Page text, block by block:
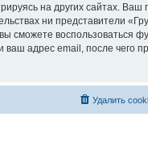
на других сайтах. Ваш
ни представители
сможете воспользоваться
адрес email, после чего
Удалить